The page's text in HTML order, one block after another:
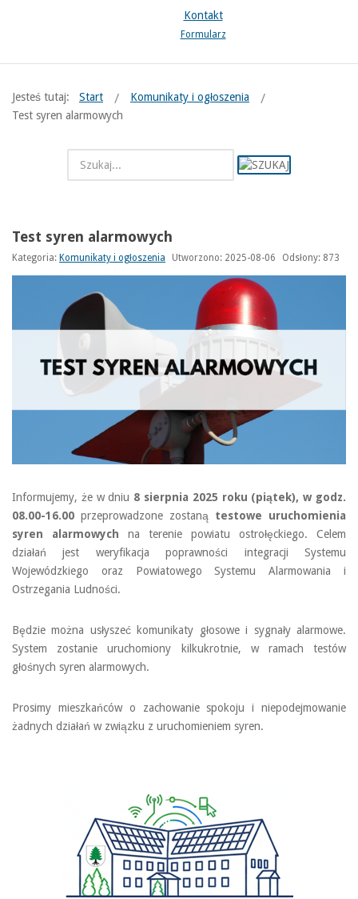
Kontakt
Formularz
Jesteś tutaj: Start
Komunikaty i ogłoszenia
Test syren alarmowych
Test syren alarmowych
Kategoria: Komunikaty i ogłoszenia Utworzono: 2025-08-06 Odsłony: 873
Informujemy, że w dniu 8 sierpnia 2025 roku (piątek), w godz.
08.00-16.00 przeprowadzone zostaną testowe uruchomienia
syren alarmowych na terenie powiatu ostrołęckiego. Celem
działań jest weryfikacja poprawności integracji Systemu
Wojewódzkiego oraz Powiatowego Systemu Alarmowania i
Ostrzegania Ludności.
Będzie można usłyszeć komunikaty głosowe i sygnały alarmowe.
System zostanie uruchomiony kilkukrotnie, w ramach testów
głośnych syren alarmowych.
Prosimy mieszkańców o zachowanie spokoju i niepodejmowanie
żadnych działań w związku z uruchomieniem syren.